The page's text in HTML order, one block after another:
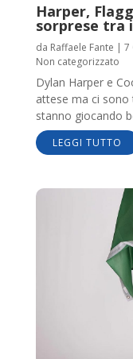
Harper,
sorprese tra
da Raffaele Fante | 7
Non categorizzato
Dylan Harper e
attese ma ci sono
stanno giocando
LEGGI TUTTO